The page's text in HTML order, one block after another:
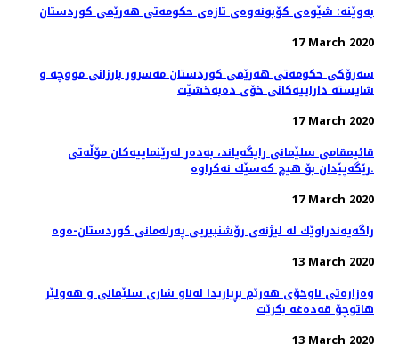
بەوێنە: شێوەی کۆبونەوەی تازەی حکومەتی هەرێمی کوردستان
17 March 2020
سەرۆکی حکومەتی هەرێمی کوردستان مەسرور بارزانی مووچە و
شایستە داراییەکانی خۆی دەبەخشێت
17 March 2020
قائیمقامی سلێمانی رایگه‌یاند، به‌ده‌ر له‌رێنماییه‌كان مۆڵه‌تی
رێگه‌پێدان بۆ هیچ كه‌سێك نه‌كراوه‌.
17 March 2020
راگه‌یه‌ندراوێك لە لیژنەی رۆشنبیریی پەرلەمانی كوردستان-ەوە
13 March 2020
وەزارەتی ناوخۆی هەرێم بڕیاریدا لەناو شاری سلێمانی و هەولێر
هاتوچۆ قەدەغە بکرێت
13 March 2020